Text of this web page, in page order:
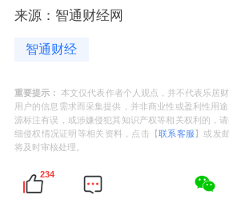
来源：智通财经网
智通财经
重要提示： 本文仅代表作者个人观点，并不代表乐居
用户的信息需求而采集提供，并非商业性或盈利性用
源标注有误，或涉嫌侵犯其知识产权等相关权利的，
细侵权情况证明等相关资料，点击【联系客服 】或发
将及时审核处理。
234